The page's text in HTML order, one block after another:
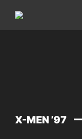
X-MEN ’97